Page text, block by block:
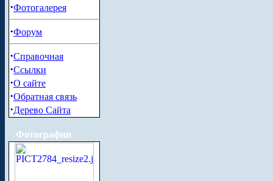
·Фотогалерея
·Форум
·Справочная
·Ссылки
·О сайте
·Обратная связь
·Дерево Сайта
Фотографии